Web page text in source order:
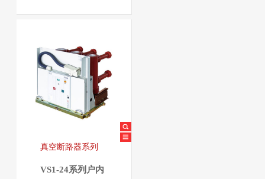
40.5KV的户内…
真空断路器系列
VS1-24系列户内